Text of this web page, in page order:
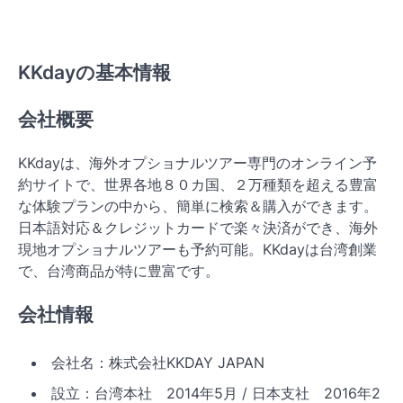
KKdayの基本情報
会社概要
KKdayは、海外オプショナルツアー専門のオンライン予
約サイトで、世界各地８０カ国、２万種類を超える豊富
な体験プランの中から、簡単に検索＆購入ができます。
日本語対応＆クレジットカードで楽々決済ができ、海外
現地オプショナルツアーも予約可能。KKdayは台湾創業
で、台湾商品が特に豊富です。
会社情報
会社名：株式会社KKDAY JAPAN
設立：台湾本社 2014年5月 / 日本支社 2016年2